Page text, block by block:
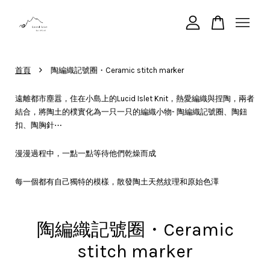
首頁 › 陶編織記號圈・Ceramic stitch marker
遠離都市塵囂，住在小島上的Lucid Islet Knit，熱愛編織與捏陶，兩者
結合，將陶土的樸實化為一只一只的編織小物- 陶編織記號圈、陶鈕
扣、陶胸針⋯
漫漫過程中，一點一點等待他們乾燥而成
每一個都有自己獨特的模樣，散發陶土天然紋理和原始色澤
陶編織記號圈・Ceramic
stitch marker
您的購物車目前還是空的。
繼續購物